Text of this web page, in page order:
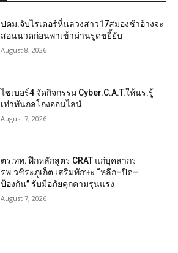
ปคม.จับไรเดอร์หื่นลวงสาว17สมองช้าอ้างจะ
สอนนวดก่อนพาเข้าม่านรูดขยี้ยับ
August 8, 2026
ไซเบอร์4 จัดกิจกรรม Cyber.C.A.T.ให้นร.รู้
เท่าทันกลโกงออนไลน์
August 7, 2026
ตร.ทท. ฝึกหลักสูตร CRAT แก่บุคลากร
รพ.วชิระภูเก็ต เสริมทักษะ “หลีก–ปิด–
ป้องกัน” รับมือภัยคุกคามรุนแรง
August 7, 2026